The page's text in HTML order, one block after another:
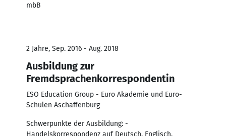
mbB
2 Jahre, Sep. 2016 - Aug. 2018
Ausbildung zur
Fremdsprachenkorrespondentin
ESO Education Group - Euro Akademie und Euro-
Schulen Aschaffenburg
Schwerpunkte der Ausbildung: -
Handelskorrespondenz auf Deutsch, Englisch,